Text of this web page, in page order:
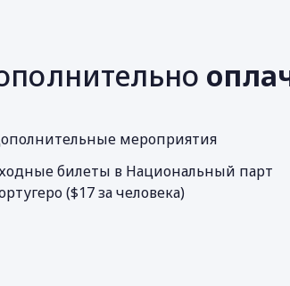
мероприятия
билеты в Национальный парт
($17 за человека)